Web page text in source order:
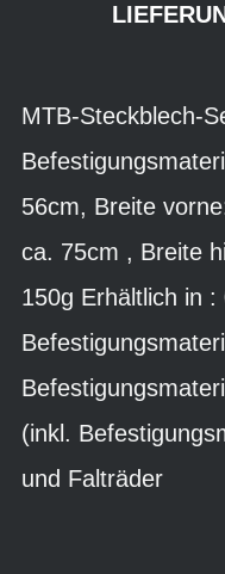
MTB-Steckblech-
56cm, Breite
ca. 75cm , Breite
150g Erhältlich in :
(inkl.
und Falträder